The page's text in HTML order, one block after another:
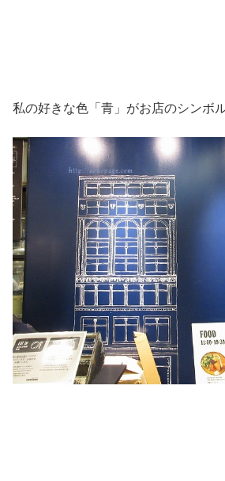
私の好きな色「青」がお店のシンボ